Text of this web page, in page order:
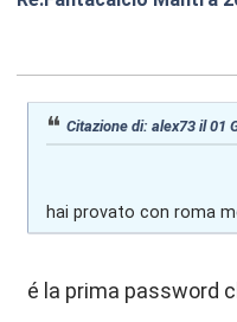
Citazione di: alex73 il 01
hai provato con roma
é la prima password